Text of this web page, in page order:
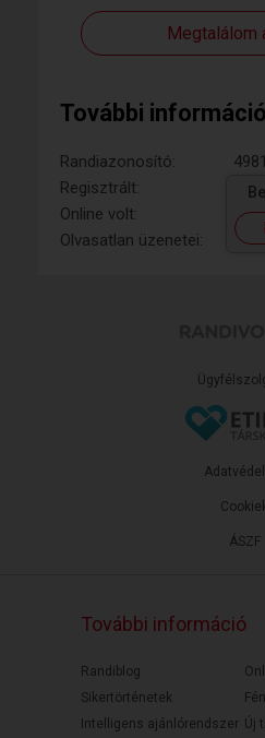
Megtalálom
További
Randiazonosító:
Regisztrált:
Online volt:
Olvasatlan üzenetei:
ÁSZF
További információ
Randiblog
Sikertörténetek
Intelligens ajánlórendszer Új